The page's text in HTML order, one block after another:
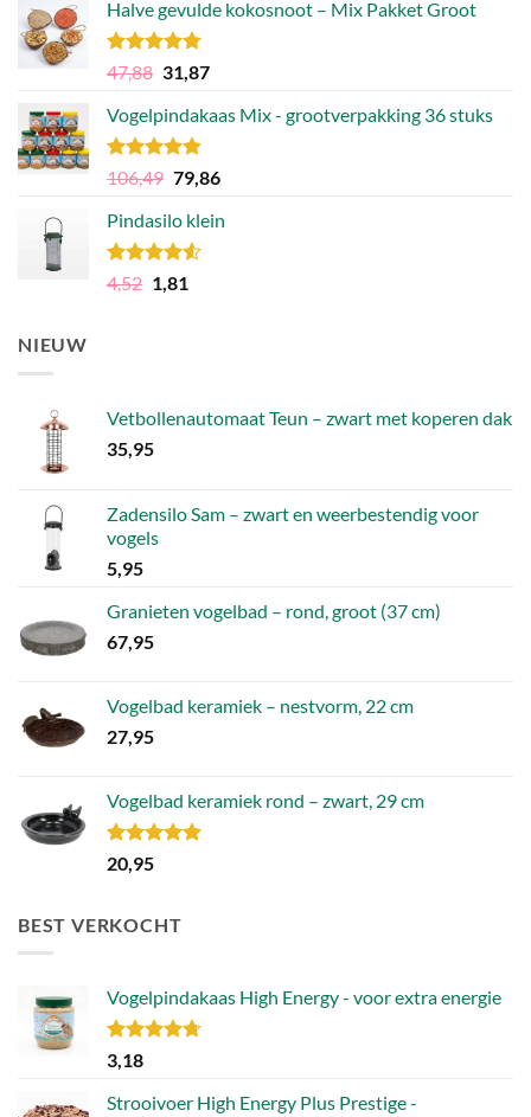
was:
30,83.
is:
Halve gevulde kokosnoot – Mix Pakket Groot
Gewaardeerd
4.75
uit 5
47,88 Oorspronkelijke
was:
47,88.
31,87Huidige
is:
Vogelpindakaas Mix - grootverpakking 36 stuks
Gewaardeerd
uit 5
106,49 Oorspronkelijke
was:
106,49.
79,86Huidige
is:
Pindasilo klein
Gewaardeerd
4.50
uit 5
4,52 Oorspronkelijke
1,81
NIEUW
Vetbollenautomaat Teun – zwart met koperen dak
35,95
Zadensilo Sam – zwart en weerbestendig voor
vogels
5,95
Granieten vogelbad – rond, groot (37 cm)
67,95
Vogelbad keramiek – nestvorm, 22 cm
27,95
Vogelbad keramiek rond – zwart, 29 cm
Gewaardeerd
5.00
20,95
BEST VERKOCHT
Vogelpindakaas High Energy - voor extra energie
Gewaardeerd
4.70
3,18
Strooivoer High Energy Plus Prestige -